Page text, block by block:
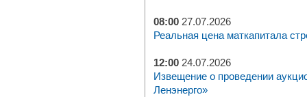
08:00 27.07.2026
Реальная цена маткапитала
12:00 24.07.2026
Извещение о проведении
Ленэнерго»